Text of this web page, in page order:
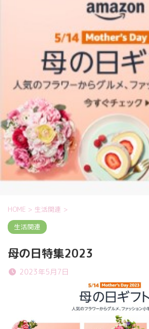
ヨーロッ
期予報センター 気象庁 8
6:00 8月30日 5:20 8月1日
近海で猛烈な勢力へ 台風13
後、海面水温が29度以上の
する見込みで、猛烈な勢力に
み。
HOME > 生活関連 >
生活関連
母の日特集2023
2023年5月7日